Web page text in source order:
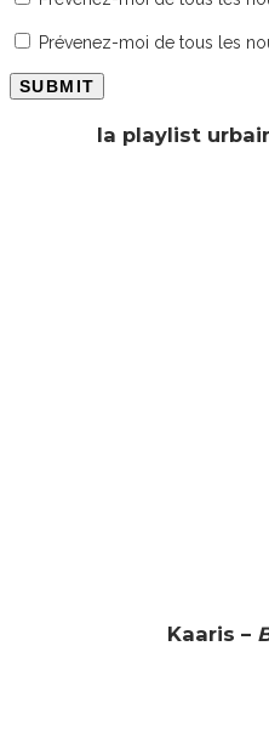
Prévenez-moi de tous les
la playlist
Kaaris –